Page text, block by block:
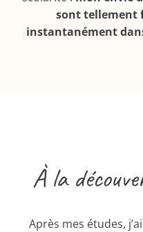
sont tellement
instantanément
À la
Après mes études,